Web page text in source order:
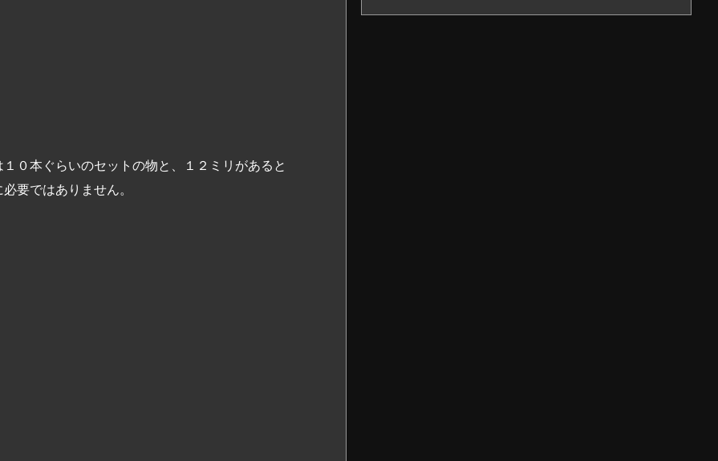
０本ぐらいのセットの物と、１２ミリがあると
要ではありません。